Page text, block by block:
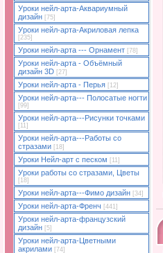
Уроки нейл-арта-Аквариумный
дизайн
[75]
Уроки нейл-арта-Акриловая лепка
[235]
Уроки нейл-арта --- Орнамент [78]
Уроки нейл-арта - Объёмный
дизайн 3D
[27]
Уроки нейл-арта - Перья [12]
Уроки нейл-арта--- Полосатые ногти
[99]
Уроки нейл-арта---Рисунки точками
[11]
Уроки нейл-арта---Работы со
стразами
[18]
Уроки Нейл-арт с песком [11]
Уроки работы со стразами, Цветы
[18]
Уроки нейл-арта---Фимо дизайн [34]
Уроки нейл-арта-Френч [441]
Уроки нейл-арта-французский
дизайн
[5]
Уроки нейл-арта-Цветными
акрилами
[74]